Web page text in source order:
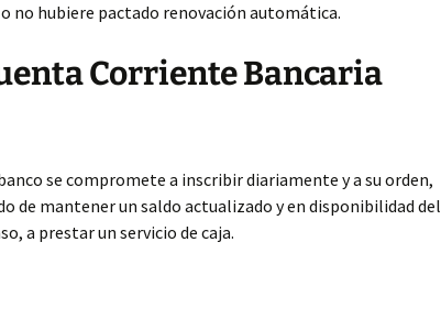
no hubiere pactado renovación automática.
Corriente Bancaria
se compromete a inscribir diariamente y a su orden,
de mantener un saldo actualizado y en disponibilidad del
a prestar un servicio de caja.